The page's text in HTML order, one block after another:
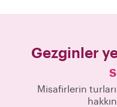
Gezginler
Misafirlerin